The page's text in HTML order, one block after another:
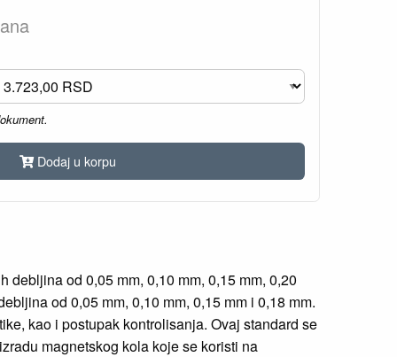
Dodaj u korpu
od 0,05 mm, 0,10 mm, 0,15 mm, 0,20
od 0,05 mm, 0,10 mm, 0,15 mm i 0,18 mm.
kao i postupak kontrolisanja. Ovaj standard se
magnetskog kola koje se koristi na